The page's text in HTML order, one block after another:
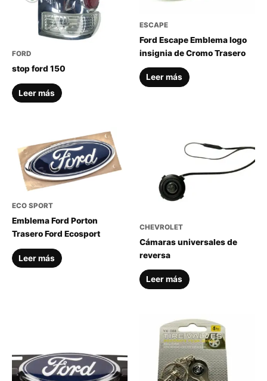
FORD
stop ford 150
Leer más
ESCAPE
Ford Escape Emblema logo
insignia de Cromo Trasero
Leer más
ECO SPORT
Emblema Ford Porton
Trasero Ford Ecosport
Leer más
CHEVROLET
Cámaras universales de
reversa
Leer más